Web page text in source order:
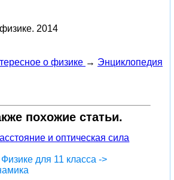
2014
о физике → Энциклопедия
похожие статьи.
и оптическая сила
для 11 класса ->